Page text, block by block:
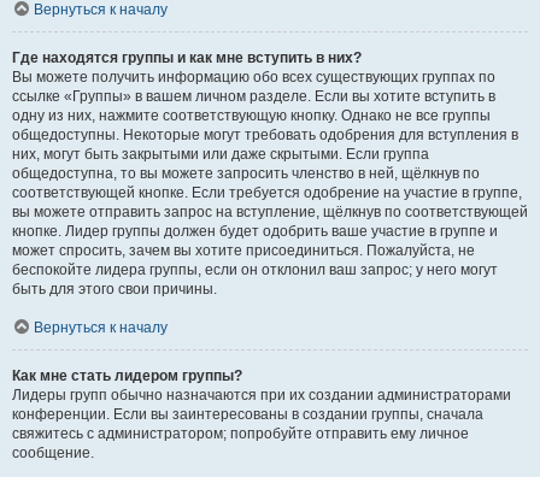
Вернуться к началу
Где находятся группы и как мне вступить в них?
Вы можете получить информацию обо всех существующих группах по
ссылке «Группы» в вашем личном разделе. Если вы хотите вступить в
одну из них, нажмите соответствующую кнопку. Однако не все группы
общедоступны. Некоторые могут требовать одобрения для вступления в
них, могут быть закрытыми или даже скрытыми. Если группа
общедоступна, то вы можете запросить членство в ней, щёлкнув по
соответствующей кнопке. Если требуется одобрение на участие в группе,
вы можете отправить запрос на вступление, щёлкнув по соответствующей
кнопке. Лидер группы должен будет одобрить ваше участие в группе и
может спросить, зачем вы хотите присоединиться. Пожалуйста, не
беспокойте лидера группы, если он отклонил ваш запрос; у него могут
быть для этого свои причины.
Вернуться к началу
Как мне стать лидером группы?
Лидеры групп обычно назначаются при их создании администраторами
конференции. Если вы заинтересованы в создании группы, сначала
свяжитесь с администратором; попробуйте отправить ему личное
сообщение.